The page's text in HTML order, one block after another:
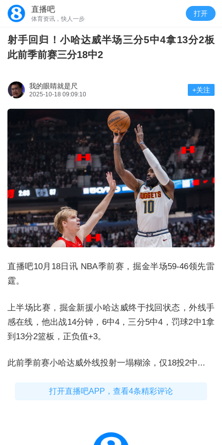
直播吧
体育资讯，快人一步
打开
射手回归！小哈达威半场三分5中4拿13分2板
此前季前赛三分18中2
我的眼睛就是尺
2025-10-18 09:09:10
+关注
直播吧10月18日讯 NBA季前赛，掘金半场59-46领先雷
霆。
上半场比赛，掘金新援小哈达威终于找回状态，外线手
感在线，他出战14分钟，6中4，三分5中4，罚球2中1拿
到13分2篮板，正负值+3。
此前季前赛小哈达威外线投射一塌糊涂，仅18投2中...
打开直播吧APP，查看4条精彩评论